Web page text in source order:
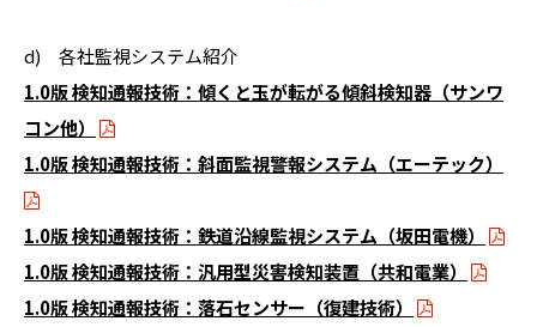
d) 各社監視システム紹介
1.0版 検知通報技術：傾くと玉が転がる傾斜検知器（サンワ
コン他）
1.0版 検知通報技術：斜面監視警報システム（エーテック）
1.0版 検知通報技術：鉄道沿線監視システム（坂田電機）
1.0版 検知通報技術：汎用型災害検知装置（共和電業）
1.0版 検知通報技術：落石センサー（復建技術）